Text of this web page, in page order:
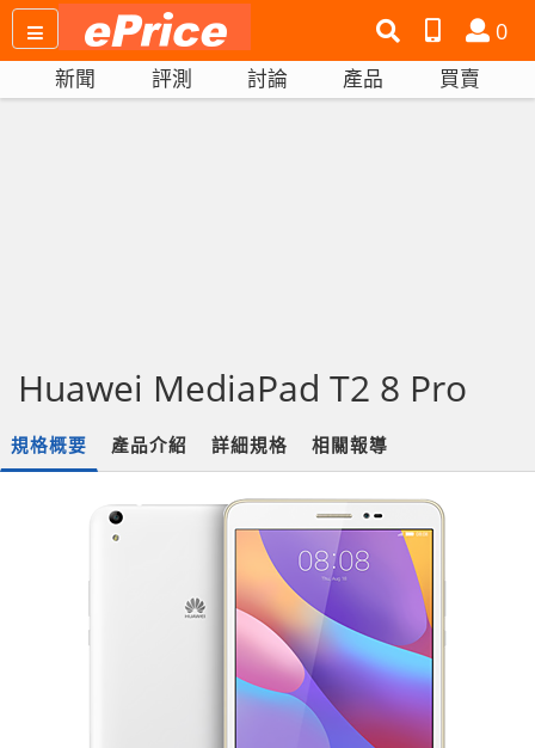
搜
尋
產
品
比
會
員
0
新聞 評測 討論 產品 買賣
Huawei MediaPad T2 8 Pro
規格概要 產品介紹 詳細規格 相關報導